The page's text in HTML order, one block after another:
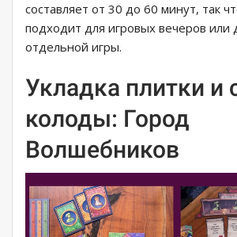
составляет от 30 до 60 минут, так
подходит для игровых вечеров или
отдельной игры.
Укладка плитки и
колоды: Город
Волшебников